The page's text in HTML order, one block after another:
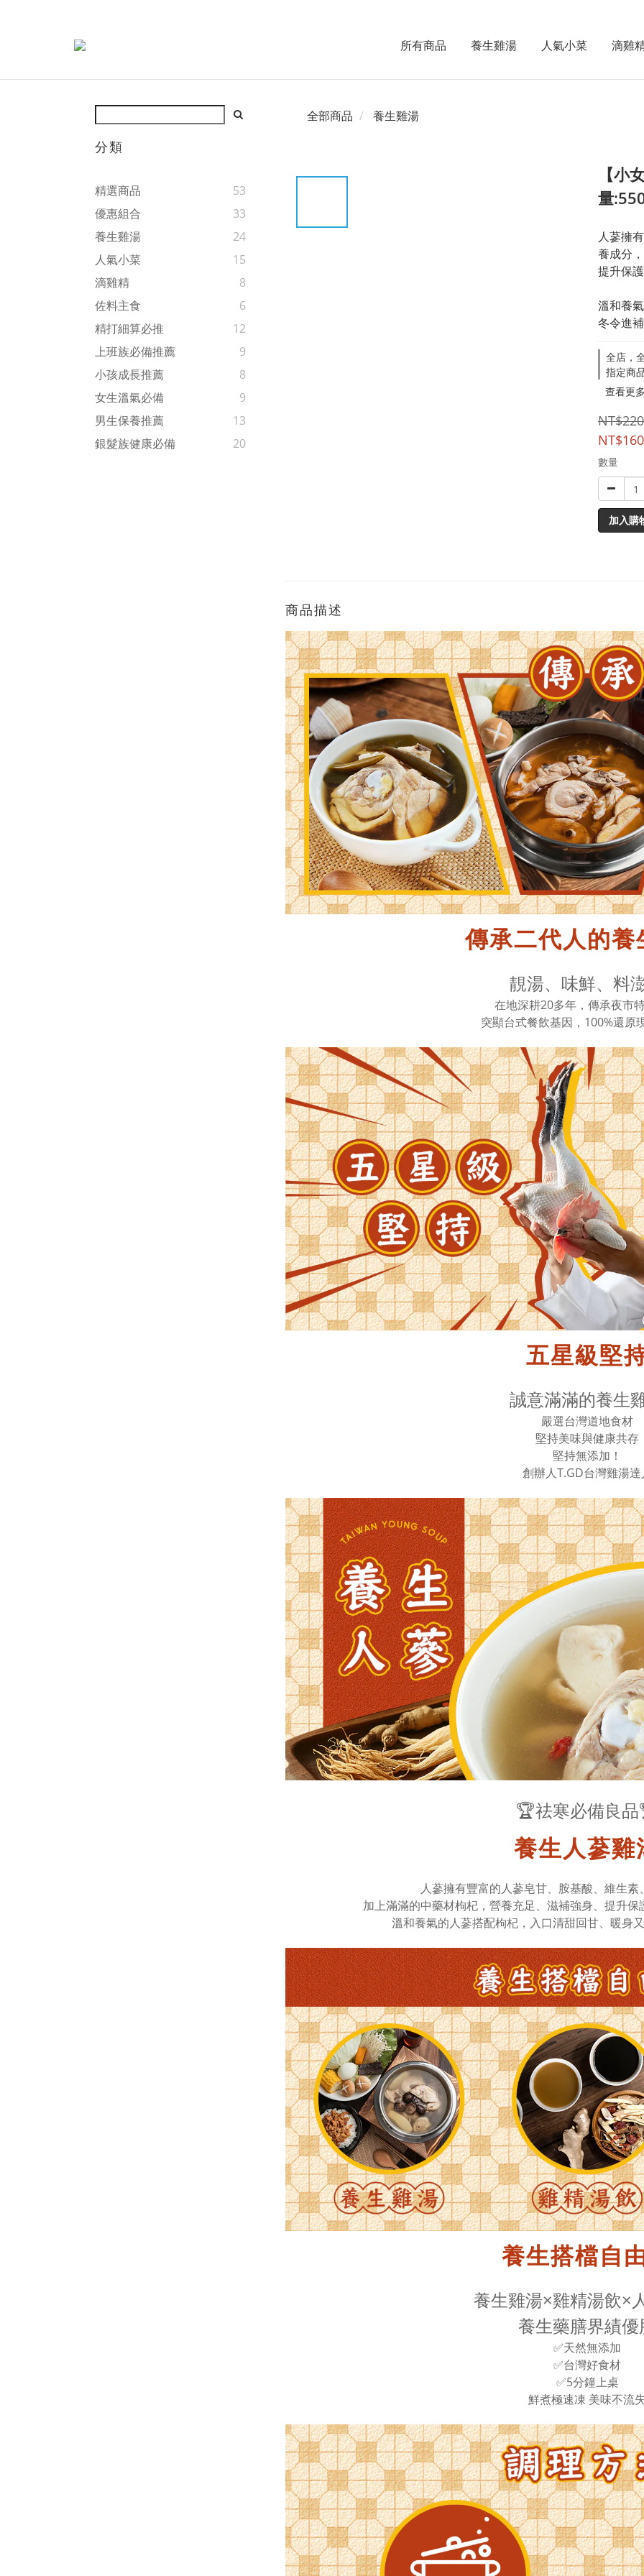
所有商品 養生雞湯 人氣小菜 滴雞
分類
精選商品
53
優惠組合
33
養生雞湯
24
人氣小菜
15
滴雞精
8
佐料主食
6
精打細算必推
12
上班族必備推薦
9
小孩成長推薦
8
女生溫氣必備
9
男生保養推薦
13
銀髮族健康必備
20
全部商品 養生雞湯
【小
量
人蔘擁
養成分
提升保
溫和養
冬令進
全店，
指定商
查看更
NT$220
NT$160
數量
加入購
商品描述
傳承二代人的養
靚湯、味鮮、料
在地深耕20多年，傳承夜市
突顯台式餐飲基因，100%還原
五星級堅
誠意滿滿的養生
嚴選台灣道地食材
堅持美味與健康共存
堅持無添加！
創辦人T.GD台灣雞湯達
🏆祛寒必備良
養生人蔘雞
人蔘擁有豐富的人蔘皂甘、胺基酸、維生
加上滿滿的中藥材枸杞，營養充足、滋補強身、提升
溫和養氣的人蔘搭配枸杞，入口清甜回甘、暖身
養生搭檔自
養生雞湯×雞精湯飲×
養生藥膳界績優
✅天然無添加
✅台灣好食材
✅5分鐘上桌
鮮煮極速凍 美味不流